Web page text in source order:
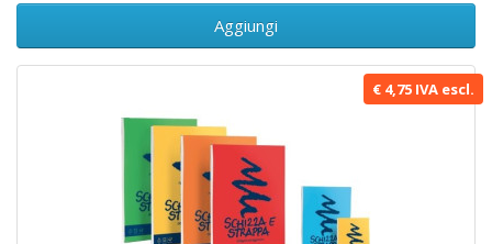
€ 4,75 IVA escl.
Aggiungi